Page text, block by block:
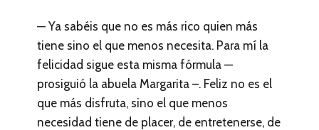
— Ya sabéis que no es más rico quien más
tiene sino el que menos necesita. Para mí la
felicidad sigue esta misma fórmula —
prosiguió la abuela Margarita –. Feliz no es el
que más disfruta, sino el que menos
necesidad tiene de placer, de entretenerse, de